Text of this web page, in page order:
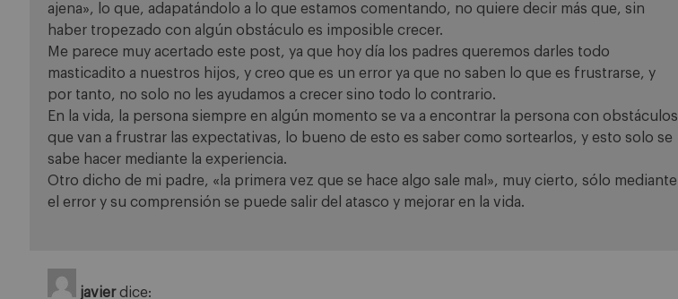
ajena», lo que, adapatándolo a lo que estamos comentando, no quiere decir más que, sin
haber tropezado con algún obstáculo es imposible crecer.
Me parece muy acertado este post, ya que hoy día los padres queremos darles todo
masticadito a nuestros hijos, y creo que es un error ya que no saben lo que es frustrarse, y
por tanto, no solo no les ayudamos a crecer sino todo lo contrario.
En la vida, la persona siempre en algún momento se va a encontrar la persona con obstáculos
que van a frustrar las expectativas, lo bueno de esto es saber como sortearlos, y esto solo se
sabe hacer mediante la experiencia.
Otro dicho de mi padre, «la primera vez que se hace algo sale mal», muy cierto, sólo mediante
el error y su comprensión se puede salir del atasco y mejorar en la vida.
javier dice: